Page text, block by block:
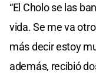
“El Cholo se las
vida. Se me va
más decir estoy
además, recibió